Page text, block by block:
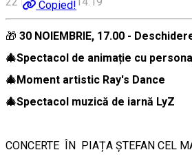
Copied!
🎁 30 NOIEMBRIE, 17.00 -
🎄Spectacol de animație cu
🎄Moment artistic Ray's Dance
🎄Spectacol muzică de iarnă LyZ
CONCERTE ÎN PIAȚA ȘTEFAN CEL